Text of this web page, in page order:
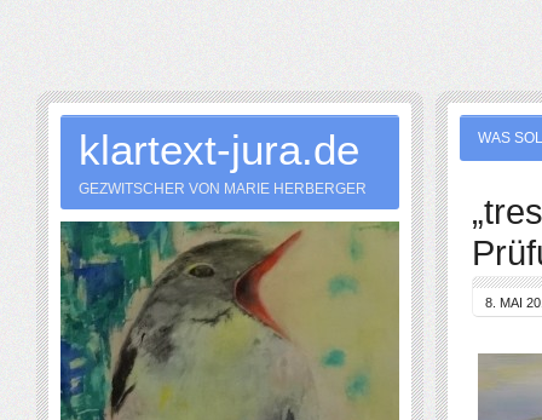
WAS
8. MAI
klartext-jura.de
GEZWITSCHER VON MARIE HERBERGER